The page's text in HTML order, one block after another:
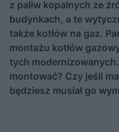
z paliw kopalnych ze
budynkach, a te
także kotłów na gaz.
montażu kotłów
tych
montować? Czy jeśli
będziesz musiał go